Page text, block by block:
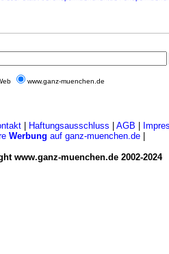
www.ganz-muenchen.de
| Haftungsausschluss AGB
Werbung auf ganz-muenchen.de
www.ganz-muenchen.de 2002-2024